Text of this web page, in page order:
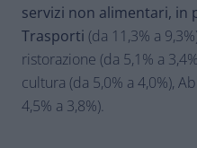
servizi non alimentari, in
Trasporti (da 11,3% a
ristorazione (da 5,1% a
cultura (da 5,0% a 4,0%),
4,5% a 3,8%).